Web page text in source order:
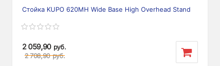
Стойка KUPO 620MH Wide Base High Overhead Stand
2 059,90 руб.
2 708,90 руб.